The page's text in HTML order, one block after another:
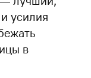
усилия
в